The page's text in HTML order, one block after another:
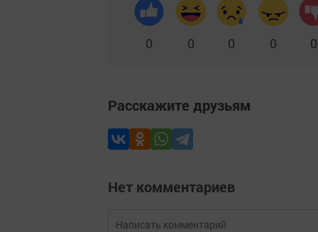
0 0 0 0 0
Расскажите друзьям
Нет комментариев